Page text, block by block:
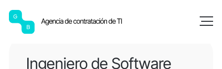
Inicio Carrera
Ingeniero de Software